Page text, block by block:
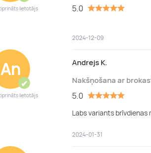
lietotājs 5.0
2024-12-09
An
✔
lietotājs
Andrejs K.
Nakšņošana ar
5.0
Labs variants
2024-01-31